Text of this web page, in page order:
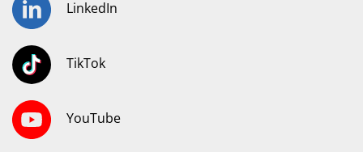
LinkedIn
TikTok
YouTube